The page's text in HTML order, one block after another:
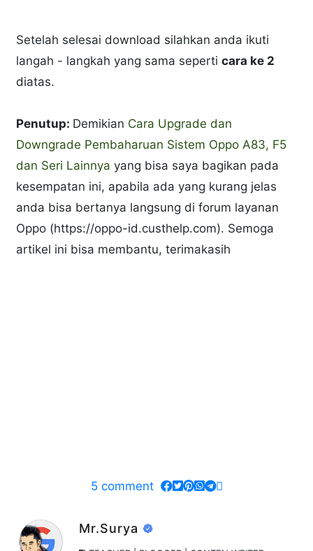
Setelah selesai download silahkan anda ikuti
langah - langkah yang sama seperticara ke 2
diatas.
Penutup: Demikian Cara Upgrade dan
Downgrade Pembaharuan Sistem Oppo A83, F5
dan Seri Lainnya yang bisa saya bagikan pada
kesempatan ini, apabila ada yang kurang jelas
anda bisa bertanya langsung di forum layanan
Oppo (https://oppo-id.custhelp.com). Semoga
artikel ini bisa membantu, terimakasih
5 comment
Mr.Surya